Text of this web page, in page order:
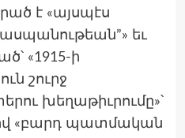
է «այսպէս
եւ
«1915-ի
շուրջ
խեղաթիւրումը»՝
«բարդ պատմական